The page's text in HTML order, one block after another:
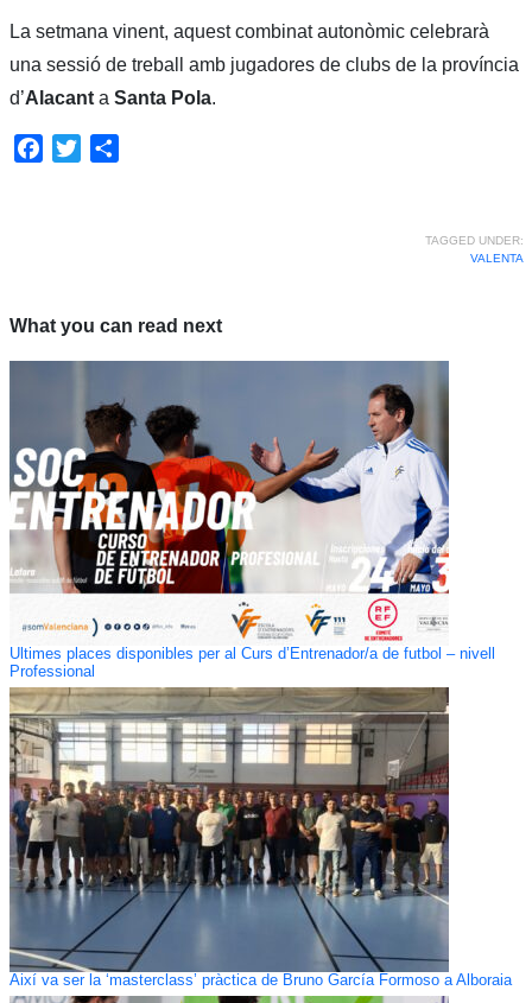
La setmana vinent, aquest combinat autonòmic celebrarà
una sessió de treball amb jugadores de clubs de la província
d’Alacanta Santa Pola.
Facebook
Twitter
TAGGED UNDER:
VALENTA
What you can read next
Últimes places disponibles per al Curs d’Entrenador/a de futbol – nivell
Professional
Així va ser la ‘masterclass’ pràctica de Bruno García Formoso a Alboraia